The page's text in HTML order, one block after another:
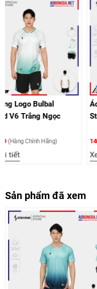
Áo Không Logo Bulbal
Strivend V6 Xanh Bích
140.000 Đ(Hàng Chính Hãng)
Xem chi tiết
Sản phẩm đã xem